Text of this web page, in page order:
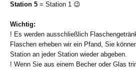
Station 5 = Station 1 😉
Wichtig:
! Es werden ausschließlich
Flaschen erheben wir ein Pfand, Sie
Station an jeder Station wieder abgeben.
! Wenn Sie aus einem Becher oder Glas